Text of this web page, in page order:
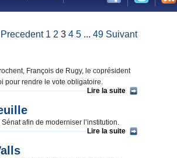
Precedent 1 2 3 4 5 ... 49 Suivant
François de Rugy, le coprésident
pour rendre le vote obligatoire.
Lire la suite
afin de moderniser l’institution.
Lire la suite